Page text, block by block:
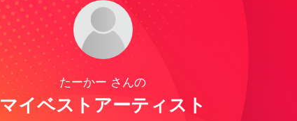
たーかー さんの
マイベストアーティスト